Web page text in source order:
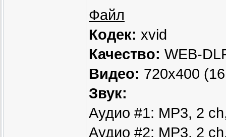
Файл
Кодек: xvid
Качество: WEB-
Видео: 720x400
Звук:
Аудио #1: MP3, 2
Аудио #2: MP3, 2